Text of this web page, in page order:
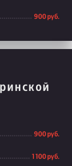
900 руб.
900 руб.
1 100 руб.